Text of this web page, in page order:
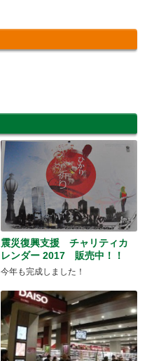
震災復興支援 チャリティカ
レンダー 2017 販売中！！
今年も完成しました！